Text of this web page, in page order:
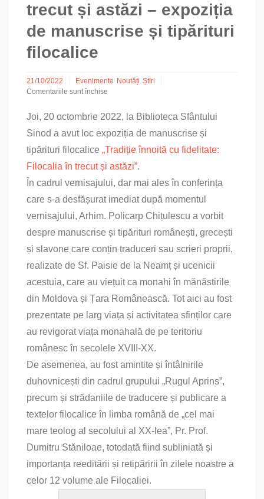
trecut și astăzi – expoziția
de manuscrise și tipărituri
filocalice
21/10/2022 Evenimente Noutăți Știri
Comentariile sunt închise
Tradiție
înnoită
cu
fidelitate:
Filocalia
în
trecut
și
astăzi
expoziția
de
manuscrise
și
tipărituri
Joi, 20 octombrie 2022, la Biblioteca Sfântului
Sinod a avut loc expoziția de manuscrise și
tipărituri filocalice „Tradiție înnoită cu fidelitate:
Filocalia în trecut și astăzi”.
În cadrul vernisajului, dar mai ales în conferința
care s-a desfășurat imediat după momentul
vernisajului, Arhim. Policarp Chițulescu a vorbit
despre manuscrise și tipărituri românești, grecești
și slavone care conțin traduceri sau scrieri proprii,
realizate de Sf. Paisie de la Neamț și ucenicii
acestuia, care au viețuit ca monahi în mănăstirile
din Moldova și Țara Românească. Tot aici au fost
prezentate pe larg viața și activitatea sfinților care
au revigorat viața monahală de pe teritoriu
românesc în secolele XVIII-XX.
De asemenea, au fost amintite și întâlnirile
duhovnicești din cadrul grupului „Rugul Aprins”,
precum și strădaniile de traducere și publicare a
textelor filocalice în limba română de „cel mai
mare teolog al secolului al XX-lea”, Pr. Prof.
Dumitru Stăniloae, totodată fiind subliniată și
importanța reeditării și retipăririi în zilele noastre a
celor 12 volume ale Filocaliei.